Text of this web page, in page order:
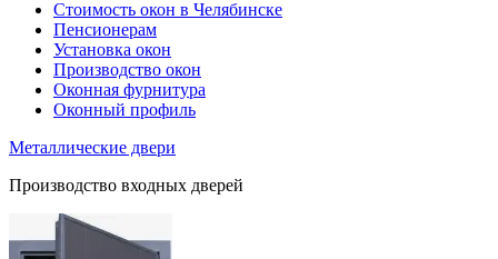
Стоимость окон в Челябинске
Пенсионерам
Установка окон
Производство окон
Оконная фурнитура
Оконный профиль
Металлические двери
Производство входных дверей